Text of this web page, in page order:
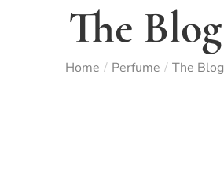
The Blog
Home / Perfume / The Blog